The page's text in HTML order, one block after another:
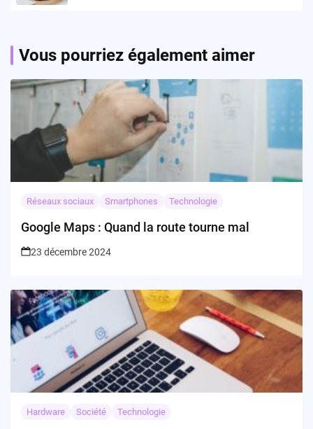
Vous pourriez également aimer
Réseaux sociaux Smartphones Technologie
Google Maps : Quand la route tourne mal
23 décembre 2024
Hardware Société Technologie